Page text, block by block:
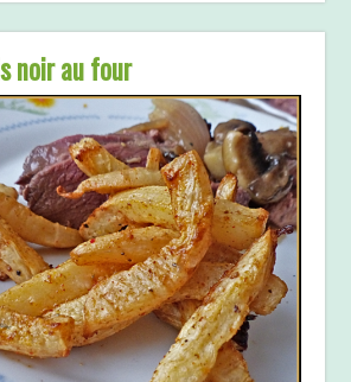
noir au four